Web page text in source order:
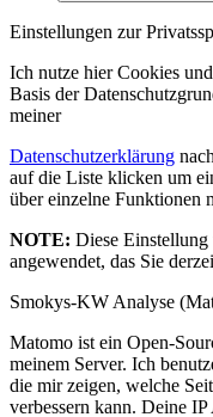
Einstellungen zur
Ich nutze hier Cookies
Basis der
meiner
Datenschutzerklärung
auf die Liste klicken um
über einzelne Funktionen
NOTE: Diese
angewendet, das Sie
Smokys-KW Analyse
Matomo ist ein Open-
meinem Server. Ich
die mir zeigen, welche
verbessern kann. Deine